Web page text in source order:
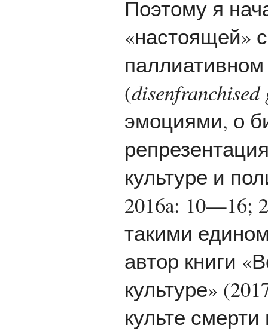
Поэтому я
«настоящей»
(disenfranchised
эмоциями, о
культуре и
2016a: 10—16;
такими
автор книги
культуре»
культе